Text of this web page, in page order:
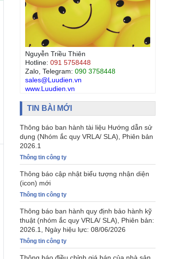
Nguyễn Triều Thiên
Hotline: 091 5758448
Zalo, Telegram: 090 3758448
sales@Luudien.vn
www.Luudien.vn
TIN BÀI MỚI
Thông báo ban hành tài liệu Hướng dẫn sử
dụng (Nhóm ắc quy VRLA/ SLA), Phiên bản
2026.1
Thông tin công ty
Thông báo cập nhật biểu tượng nhận diện
(icon) mới
Thông tin công ty
Thông báo ban hành quy định bảo hành kỹ
thuật (nhóm ắc quy VRLA/ SLA), Phiên bản:
2026.1, Ngày hiệu lực: 08/06/2026
Thông tin công ty
Thông báo điều chỉnh giá bán của nhà sản